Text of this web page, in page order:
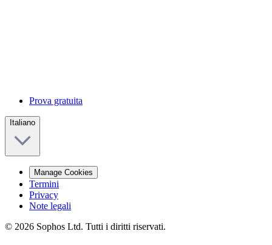
Prova gratuita
Italiano
Manage Cookies
Termini
Privacy
Note legali
© 2026 Sophos Ltd. Tutti i diritti riservati.